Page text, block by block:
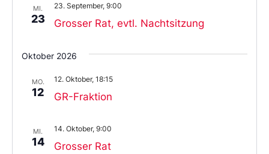
MI.
23 Grosser Rat, evtl. Nachtsitzung
23. September, 9:00
Oktober 2026
MO.
12 GR-Fraktion
12. Oktober, 18:15
MI.
14 Grosser Rat
14. Oktober, 9:00